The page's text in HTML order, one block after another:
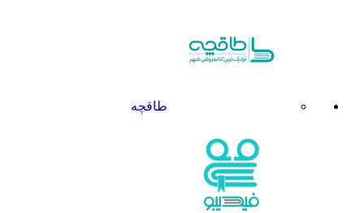
طاقچه